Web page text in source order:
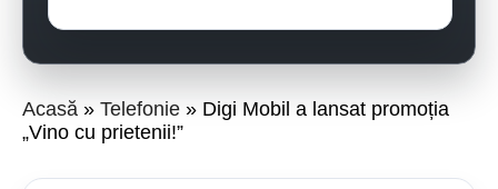
Acasă Telefonie
Digi Mobil a lansat promoția
„Vino cu prietenii!”